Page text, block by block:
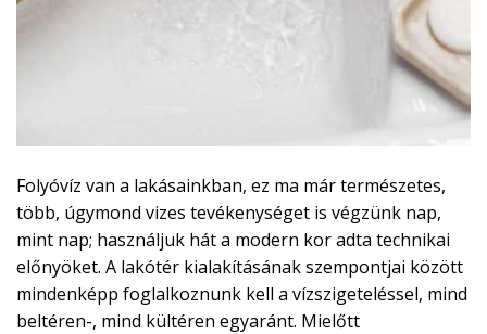
Folyóvíz van a lakásainkban, ez ma már természetes,
több, úgymond vizes tevékenységet is végzünk nap,
mint nap; használjuk hát a modern kor adta technikai
előnyöket. A lakótér kialakításának szempontjai között
mindenképp foglalkoznunk kell a vízszigeteléssel, mind
beltéren-, mind kültéren egyaránt. Mielőtt